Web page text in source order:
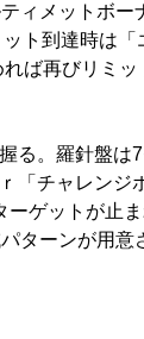
ィメットボ
ト到達時は
ば再びリミ
る。羅針盤
「チャレン
ーゲットが止
ターンが用